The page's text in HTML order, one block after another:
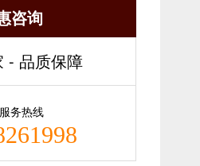
咨询
- 品质保障
务热线